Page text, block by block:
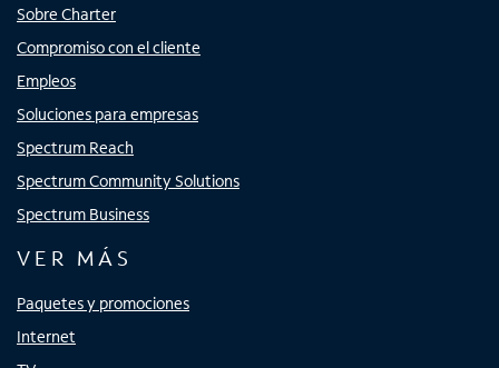
Sobre Charter
Compromiso con el cliente
Empleos
Soluciones para empresas
Spectrum Reach
Spectrum Community Solutions
Spectrum Business
VER MÁS
Paquetes y promociones
Internet